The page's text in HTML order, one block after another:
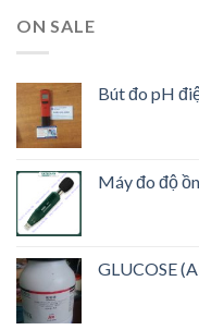
ON SALE
Bút đo pH
Máy đo độ
GLUCOSE